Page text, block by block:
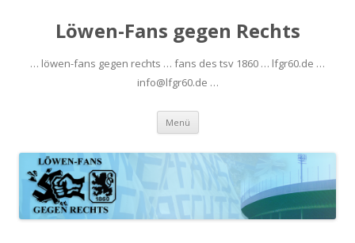
Löwen-Fans gegen Rechts
… löwen-fans gegen rechts … fans des tsv 1860 … lfgr60.de …
info@lfgr60.de …
Menü Zum
springen